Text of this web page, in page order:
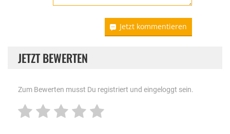
Jetzt kommentieren
JETZT BEWERTEN
Zum Bewerten musst Du registriert und eingeloggt sein.